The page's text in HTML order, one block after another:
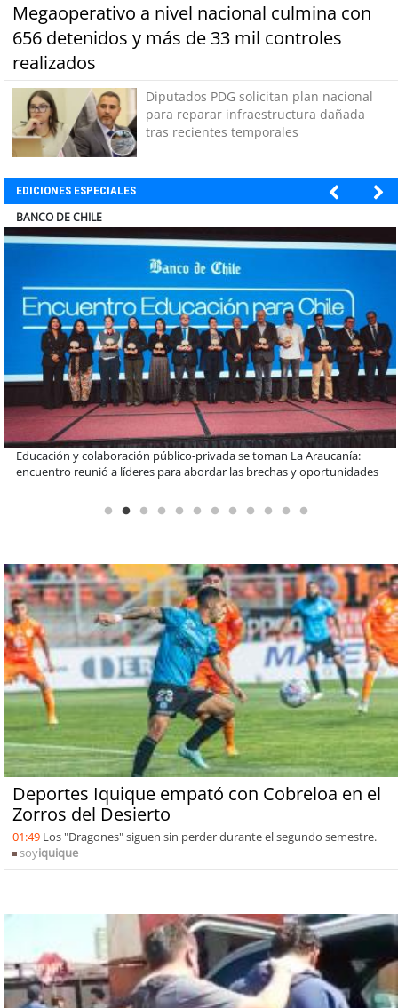
Megaoperativo a nivel nacional culmina con
656 detenidos y más de 33 mil controles
realizados
Diputados PDG solicitan plan nacional
para reparar infraestructura dañada
tras recientes temporales
EDICIONES ESPECIALES
COLEGIO RÍO LOA
Llaman a interiorizarse de los programas de estudios para postular
informado al SAE
Deportes Iquique empató con Cobreloa en el
Zorros del Desierto
01:49 Los "Dragones" siguen sin perder durante el segundo semestre.
soyiquique